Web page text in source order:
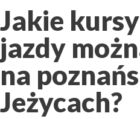
Jakie
jazdy
na
Jeżycach?